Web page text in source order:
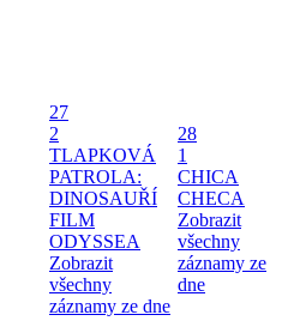
27
2
TLAPKOVÁ
PATROLA:
DINOSAUŘÍ
FILM
ODYSSEA
Zobrazit
všechny
záznamy ze dne
28
1
CHICA
CHECA
Zobrazit
všechny
záznamy ze
dne